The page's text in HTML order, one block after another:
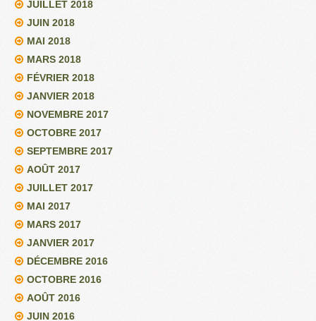
JUILLET 2018
JUIN 2018
MAI 2018
MARS 2018
FÉVRIER 2018
JANVIER 2018
NOVEMBRE 2017
OCTOBRE 2017
SEPTEMBRE 2017
AOÛT 2017
JUILLET 2017
MAI 2017
MARS 2017
JANVIER 2017
DÉCEMBRE 2016
OCTOBRE 2016
AOÛT 2016
JUIN 2016